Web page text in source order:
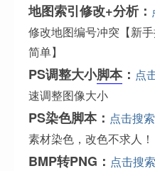
地图索引修改+分析：
修改地图编号冲突【新
简单】
PS调整大小脚本： 点
速调整图像大小
PS染色脚本： 点击搜索
素材染色，改色不求人！
BMP转PNG： 点击搜索